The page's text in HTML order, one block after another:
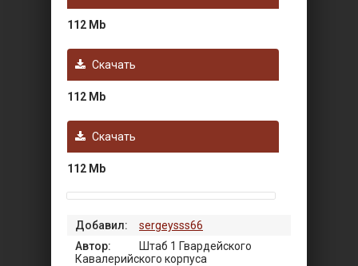
112 Mb
Скачать
112 Mb
Скачать
112 Mb
Добавил:
sergeysss66
Автор:
Штаб 1 Гвардейского
Кавалерийского корпуса